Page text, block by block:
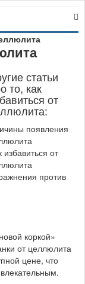
статьи
то, как
от
появления
избавиться от
против
коркой»
от целлюлита
цене, что